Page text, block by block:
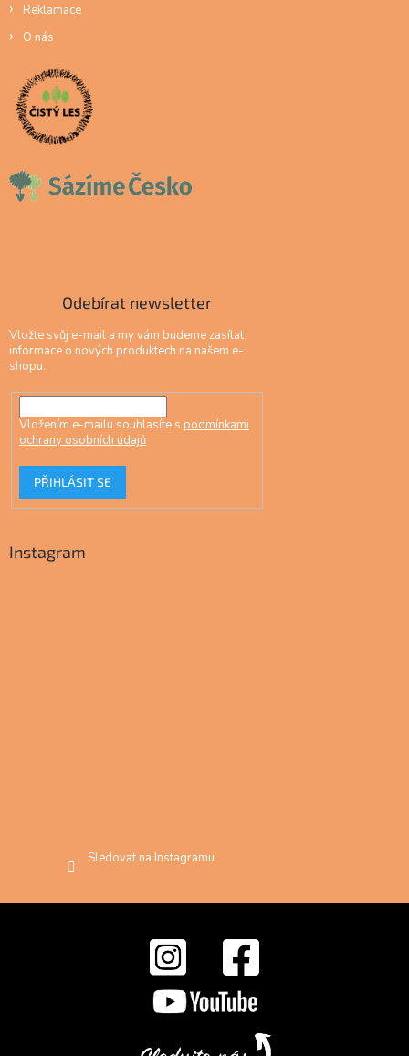
Reklamace
O nás
Odebírat newsletter
Vložte svůj e-mail a my vám budeme zasílat
informace o nových produktech na našem e-
shopu.
Vložením e-mailu souhlasíte s podmínkami
ochrany osobních údajů
PŘIHLÁSIT SE
Instagram
Sledovat na Instagramu